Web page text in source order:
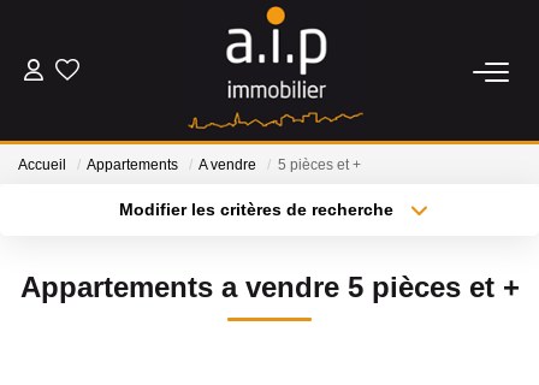
ACHETER
Accueil Appartements A vendre 5 pièces et +
Modifier les critères de recherche
Sélectionnez...
Type de bien
Appartements a vendre 5 pièces et +